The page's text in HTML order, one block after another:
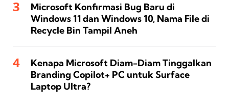
Microsoft Konfirmasi Bug Baru di
Windows 11 dan Windows 10, Nama File di
Recycle Bin Tampil Aneh
Kenapa Microsoft Diam-Diam Tinggalkan
Branding Copilot+ PC untuk Surface
Laptop Ultra?